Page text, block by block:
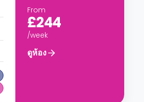
From
£244
/week
ดูห้อง